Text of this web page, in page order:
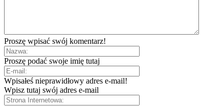
Proszę wpisać swój komentarz!
Proszę podać swoje imię tutaj
Wpisałeś nieprawidłowy adres e-mail!
Wpisz tutaj swój adres e-mail